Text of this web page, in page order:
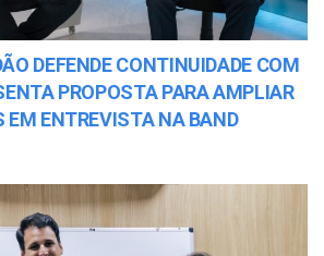
DEFENDE CONTINUIDADE COM
PROPOSTA PARA AMPLIAR
EM ENTREVISTA NA BAND